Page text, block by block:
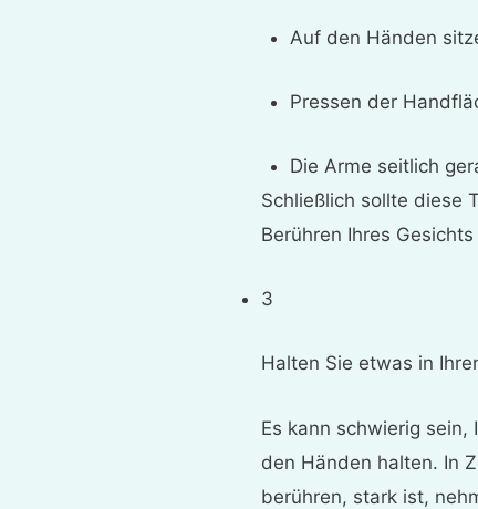
Auf den Händen
Pressen der
Die Arme seitlich
Schließlich sollte diese
Berühren Ihres
3
Halten Sie etwas in
Es kann schwierig
den Händen halten. In
berühren, stark ist,